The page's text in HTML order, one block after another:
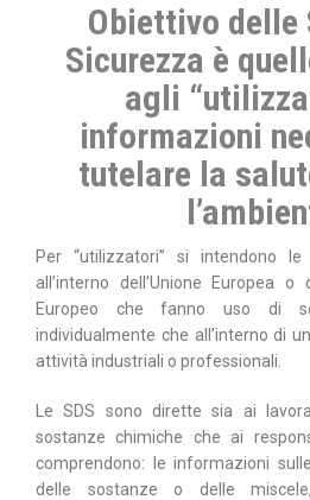
Obiettivo delle
Sicurezza è
agli
informazioni
tutelare la
Per “utilizzatori” si intendono
all’interno dell’Unione Europea o
Europeo che fanno uso di
individualmente che all’interno di
attività industriali o professionali.
Le SDS sono dirette sia ai
sostanze chimiche che ai
comprendono: le informazioni
delle sostanze o delle